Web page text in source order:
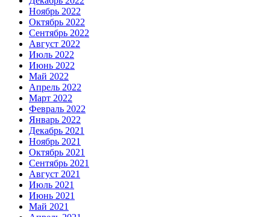
Ноябрь 2022
Октябрь 2022
Сентябрь 2022
Август 2022
Июль 2022
Июнь 2022
Май 2022
Апрель 2022
Март 2022
Февраль 2022
Январь 2022
Декабрь 2021
Ноябрь 2021
Октябрь 2021
Сентябрь 2021
Август 2021
Июль 2021
Июнь 2021
Май 2021